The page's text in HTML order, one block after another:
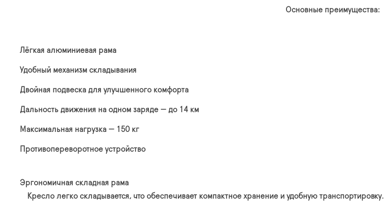
Основные преимущества:
Лёгкая алюминиевая рама
Удобный механизм складывания
Двойная подвеска для улучшенного комфорта
Дальность движения на одном заряде — до 14 км
Максимальная нагрузка — 150 кг
Противопереворотное устройство
Эргономичная складная рама
Кресло легко складывается, что обеспечивает компактное хранение и удобную транспортировку.